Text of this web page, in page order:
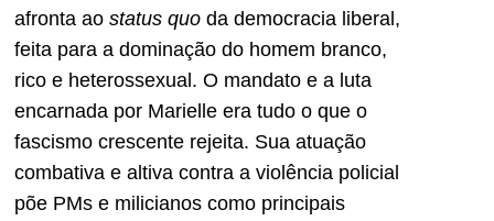
afronta ao status quo da democracia liberal,
feita para a dominação do homem branco,
rico e heterossexual. O mandato e a luta
encarnada por Marielle era tudo o que o
fascismo crescente rejeita. Sua atuação
combativa e altiva contra a violência policial
põe PMs e milicianos como principais